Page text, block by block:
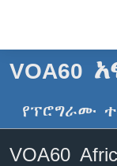
ማገናኛዎች
ዋናው
ይዘት
ወደ
ዜና
ኢትዮጵያ
ኑሮ በጤንነት
VOA60
የፕሮግራሙ
VOA60